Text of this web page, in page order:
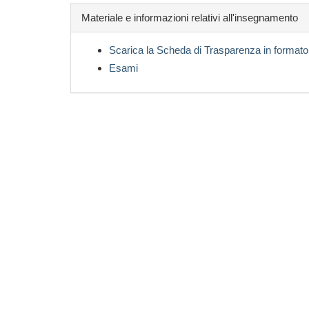
Materiale e informazioni relativi all'insegnamento
Scarica la Scheda di Trasparenza in
Esami